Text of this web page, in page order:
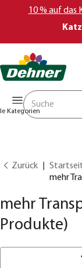
10 % auf
Kategorien
Zurück
mehr
mehr
Produkte)